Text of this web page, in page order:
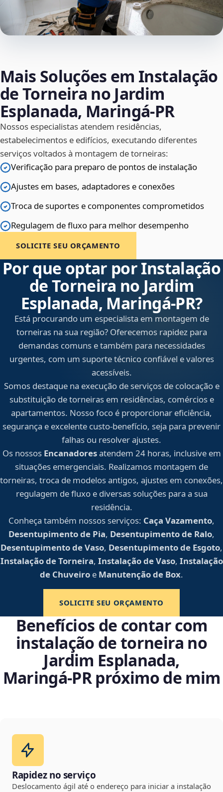
Mais Soluções em Instalação
de Torneira no Jardim
Esplanada, Maringá‑PR
Nossos especialistas atendem residências,
estabelecimentos e edifícios, executando diferentes
serviços voltados à montagem de torneiras:
Verificação para preparo de pontos de instalação
Ajustes em bases, adaptadores e conexões
Troca de suportes e componentes comprometidos
Regulagem de fluxo para melhor desempenho
SOLICITE SEU ORÇAMENTO
Por que optar por Instalação
de Torneira no Jardim
Esplanada, Maringá‑PR?
Está procurando um especialista em montagem de
torneiras na sua região? Oferecemos rapidez para
demandas comuns e também para necessidades
urgentes, com um suporte técnico confiável e valores
acessíveis.
Somos destaque na execução de serviços de colocação e
substituição de torneiras em residências, comércios e
apartamentos. Nosso foco é proporcionar eficiência,
segurança e excelente custo-benefício, seja para prevenir
falhas ou resolver ajustes.
Os nossos Encanadoresatendem 24 horas, inclusive em
situações emergenciais. Realizamos montagem de
torneiras, troca de modelos antigos, ajustes em conexões,
regulagem de fluxo e diversas soluções para a sua
residência.
Conheça também nossos serviços: Caça Vazamento,
Desentupimento de Pia, Desentupimento de Ralo,
Desentupimento de Vaso, Desentupimento de Esgoto,
Instalação de Torneira, Instalação de Vaso, Instalação
de Chuveiro e Manutenção de Box.
SOLICITE SEU ORÇAMENTO
Benefícios de contar com
instalação de torneira no
Jardim Esplanada,
Maringá‑PR próximo de mim
Rapidez no serviço
Deslocamento ágil até o endereço para iniciar a instalação